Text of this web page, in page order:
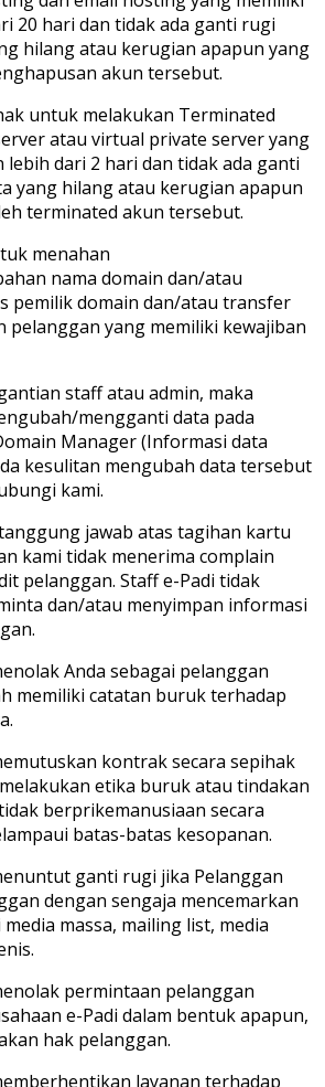
20 hari dan tidak ada ganti rugi
hilang atau kerugian apapun yang
akun tersebut.
untuk melakukan Terminated
atau virtual private server yang
dari 2 hari dan tidak ada ganti
yang hilang atau kerugian apapun
terminated akun tersebut.
menahan
nama domain dan/atau
pemilik domain dan/atau transfer
pelanggan yang memiliki kewajiban
staff atau admin, maka
mengganti data pada
Manager (Informasi data
kesulitan mengubah data tersebut
kami.
jawab atas tagihan kartu
kami tidak menerima complain
pelanggan. Staff e-Padi tidak
dan/atau menyimpan informasi
Anda sebagai pelanggan
memiliki catatan buruk terhadap
kontrak secara sepihak
etika buruk atau tindakan
berprikemanusiaan secara
batas-batas kesopanan.
ganti rugi jika Pelanggan
dengan sengaja mencemarkan
massa, mailing list, media
permintaan pelanggan
e-Padi dalam bentuk apapun,
hak pelanggan.
layanan terhadap